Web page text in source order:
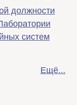
должности
систем
Ещё...